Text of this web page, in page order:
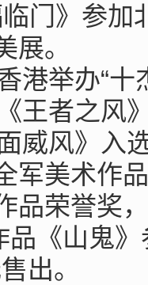
门》参加
展。
港举办“十
王者之风
威风》入
军美术作
品荣誉奖
品《山鬼
出。